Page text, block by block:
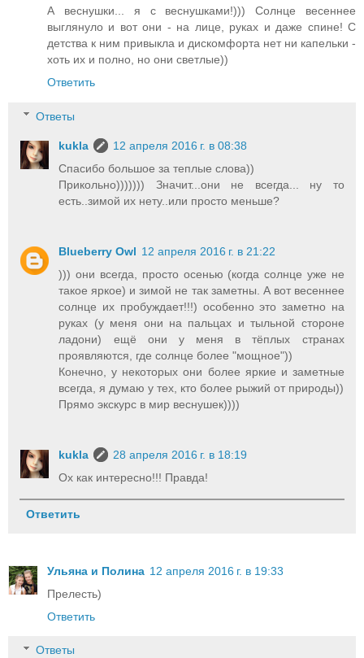
А веснушки... я с веснушками!))) Солнце весеннее
выглянуло и вот они - на лице, руках и даже спине! С
детства к ним привыкла и дискомфорта нет ни капельки -
хоть их и полно, но они светлые))
Ответить
Ответы
kukla
12 апреля 2016 г. в 08:38
Спасибо большое за теплые слова))
Прикольно))))))) Значит...они не всегда... ну то
есть..зимой их нету..или просто меньше?
Blueberry Owl 12 апреля 2016 г. в 21:22
))) они всегда, просто осенью (когда солнце уже не
такое яркое) и зимой не так заметны. А вот весеннее
солнце их пробуждает!!!) особенно это заметно на
руках (у меня они на пальцах и тыльной стороне
ладони) ещё они у меня в тёплых странах
проявляются, где солнце более "мощное"))
Конечно, у некоторых они более яркие и заметные
всегда, я думаю у тех, кто более рыжий от природы))
Прямо экскурс в мир веснушек))))
kukla
28 апреля 2016 г. в 18:19
Ох как интересно!!! Правда!
Ответить
Ульяна и Полина 12 апреля 2016 г. в 19:33
Прелесть)
Ответить
Ответы